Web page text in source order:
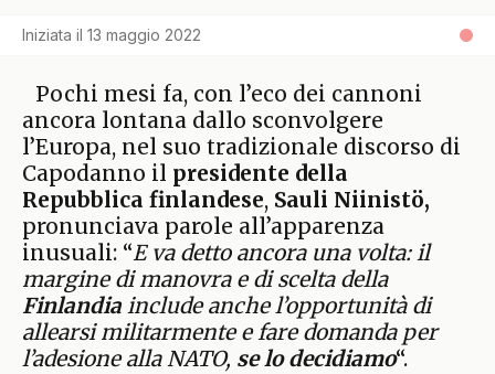
Iniziata il 13 maggio 2022
Pochi mesi fa, con l’eco dei cannoni
ancora lontana dallo sconvolgere
l’Europa, nel suo tradizionale discorso di
Capodanno il presidente della
Repubblica finlandese, Sauli Niinistö,
pronunciava parole all’apparenza
inusuali: “E va detto ancora una volta: il
margine di manovra e di scelta della
Finlandiainclude anche l’opportunità di
allearsi militarmente e fare domanda per
l’adesione alla NATO, se lo decidiamo“.